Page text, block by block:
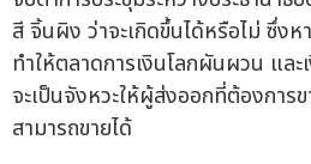
สี จิ้นผิง ว่าจะเกิดขึ้นได้หรือไม่ ซึ่ง
ทำให้ตลาดการเงินโลกผันผวน แล
จะเป็นจังหวะให้ผู้ส่งออกที่ต้องการ
สามารถขายได้